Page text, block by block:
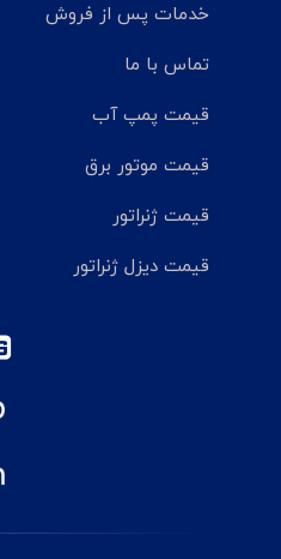
خدمات پس از فروش
تماس با ما
قیمت پمپ آب
قیمت موتور برق
قیمت ژنراتور
قیمت دیزل ژنراتور